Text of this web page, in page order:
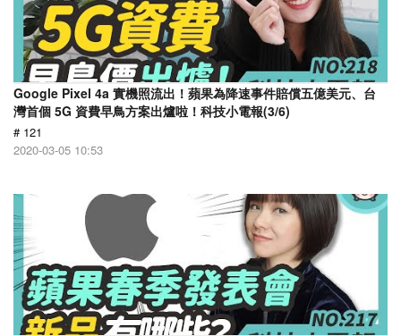
Google Pixel 4a 實機照流出！蘋果為降速事件賠償五億美元、台
灣首個 5G 資費早鳥方案出爐啦！科技小電報(3/6)
# 121
2020-03-05 10:53